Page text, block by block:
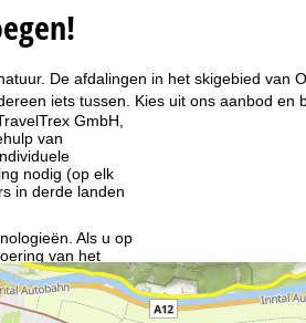
GmbH,
van
nodig (op elk
in derde landen
Als u op
van het
de informatie
De afdalingen in het skigebied van
iets tussen. Kies uit ons aanbod en